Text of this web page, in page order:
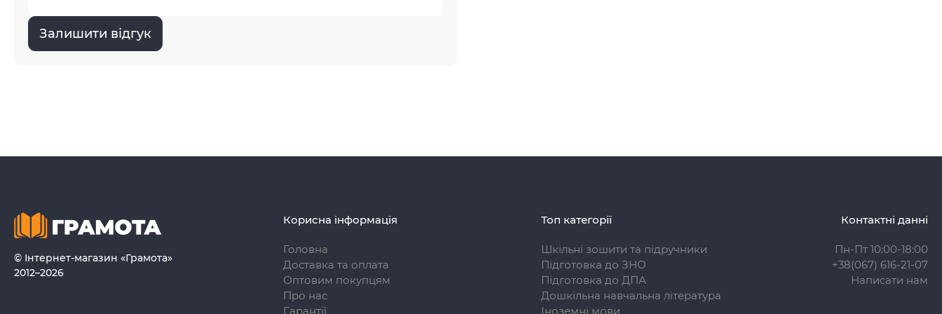
Залишити відгук
© Інтернет-магазин «Грамота»
2012–2026
Корисна інформація
Головна
Доставка та оплата
Оптовим покупцям
Про нас
Гарантії
Топ категорії
Шкільні зошити та підручники
Підготовка до ЗНО
Підготовка до ДПА
Дошкільна навчальна література
Іноземні мови
Контактні данні
Пн-Пт 10:00-18:00
+38(067) 616-21-07
Написати нам